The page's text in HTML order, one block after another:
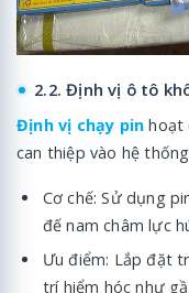
2.2. Định vị ô tô
Định vị chạy pin hoạt
can thiệp vào hệ
Cơ chế: Sử dụng
đế nam châm lực
Ưu điểm: Lắp đặt
trí hiểm hóc như